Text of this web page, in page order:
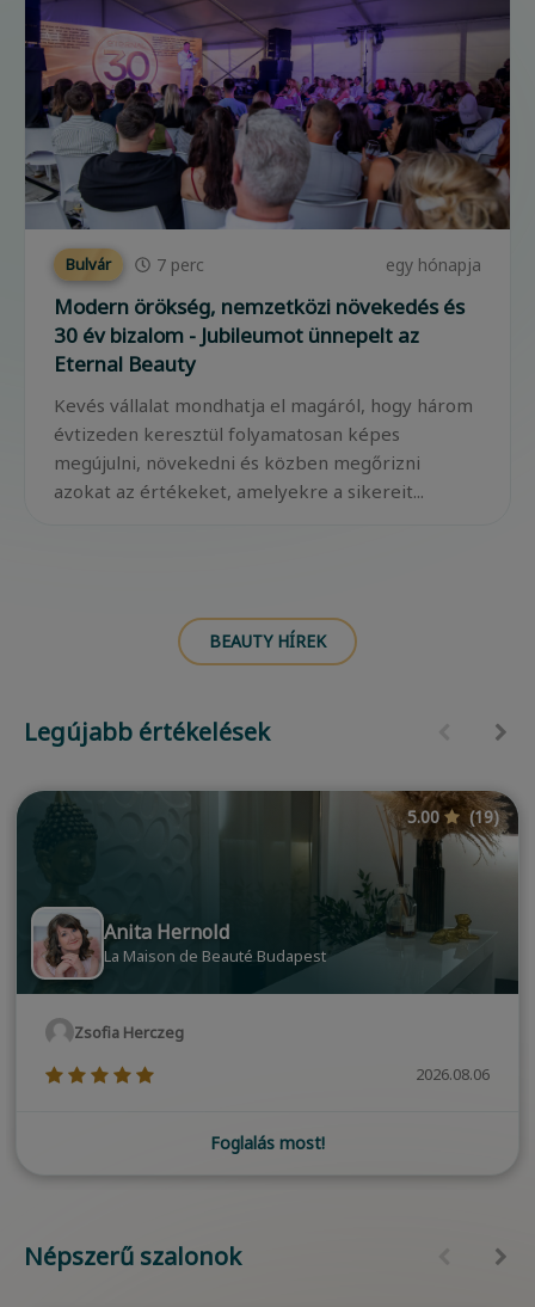
Bulvár 7 perc egy hónapja
Modern örökség, nemzetközi növekedés és
30 év bizalom - Jubileumot ünnepelt az
Eternal Beauty
Kevés vállalat mondhatja el magáról, hogy három
évtizeden keresztül folyamatosan képes
megújulni, növekedni és közben megőrizni
azokat az értékeket, amelyekre a sikereit...
BEAUTY HÍREK
Legújabb értékelések
5.00 (19)
Anita Hernold
La Maison de Beauté Budapest
Zsofia Herczeg
(*)(*)(*)(*)(*) 2026.08.06
Foglalás most!
Népszerű szalonok